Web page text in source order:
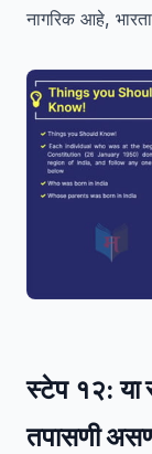
नागरिक आहे,
स्टेप १२: या
तपासणी